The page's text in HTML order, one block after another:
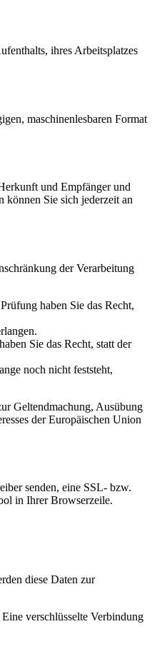
ihres Arbeitsplatzes
maschinenlesbaren Format
und Empfänger und
können Sie sich jederzeit an
der Verarbeitung
haben Sie das Recht,
Sie das Recht, statt der
noch nicht feststeht,
Geltendmachung, Ausübung
der Europäischen Union
senden, eine SSL- bzw.
in Ihrer Browserzeile.
diese Daten zur
verschlüsselte Verbindung